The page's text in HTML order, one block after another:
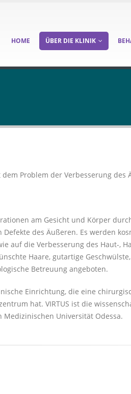
HOME ÜBER DIE KLINIK
Problem der Verbesserung des
am Gesicht und Körper
des Äußeren. Es werden
auf die Verbesserung des Haut-,
Haare, gutartige
Betreuung angeboten.
Einrichtung, die eine
hat. VIRTUS ist die
Universität Odessa.